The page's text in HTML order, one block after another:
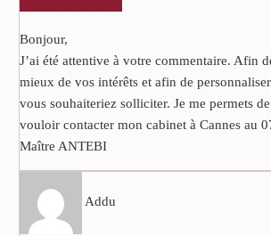
Bonjour,
J’ai été attentive à votre commentaire. Afin
mieux de vos intérêts et afin de
vous souhaiteriez solliciter. Je me permets
vouloir contacter mon cabinet à Cannes au
Maître ANTEBI
Addu